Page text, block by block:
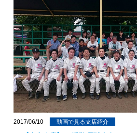
2017/06/10 動画で見る支店紹介